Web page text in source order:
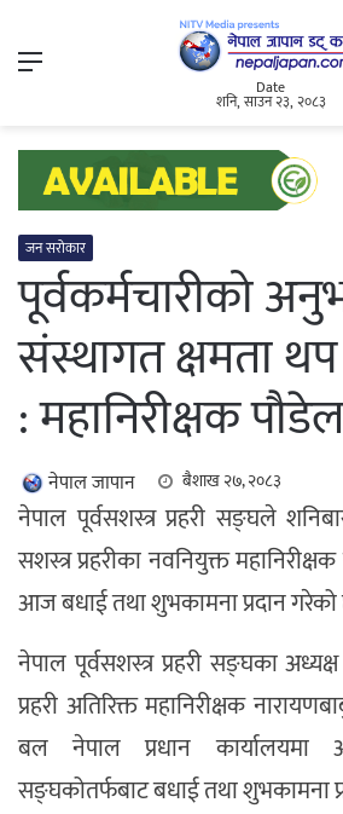
Menu
Date
शनि, साउन २३, २०८३
जन सरोकार
पूर्वकर्मचारीको
संस्थागत क्षमता
: महानिरीक्षक पौडेल
नेपाल जापान बैशाख २७, २०८३
नेपाल पूर्वसशस्त्र प्रहरी सङ्घले
सशस्त्र प्रहरीका नवनियुक्त
आज बधाई तथा शुभकामना प्रदान गरेको
नेपाल पूर्वसशस्त्र प्रहरी सङ्घका
प्रहरी अतिरिक्त महानिरीक्षक
बल नेपाल प्रधान कार्यालयमा
सङ्घकोतर्फबाट बधाई तथा शुभकामना